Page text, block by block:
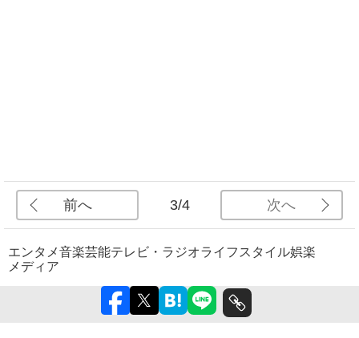
前へ 3/4 次へ
エンタメ音楽芸能テレビ・ラジオライフスタイル娯楽
メディア